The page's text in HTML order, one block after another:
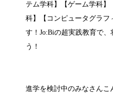
テム学科】【ゲーム学科
科】【コンピュータグラフ
す！Jo:Biの超実践教育で
う！
進学を検討中のみなさんこ